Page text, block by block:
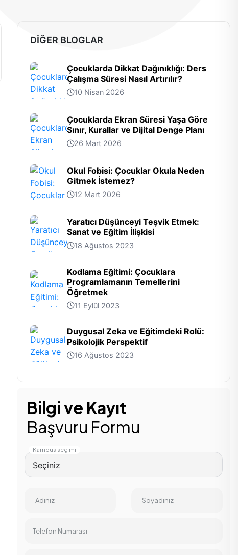
DIĞER BLOGLAR
Çocuklarda Dikkat Dağınıklığı: Ders
Çalışma Süresi Nasıl Artırılır?
10 Nisan 2026
Çocuklarda Ekran Süresi Yaşa Göre
Sınır, Kurallar ve Dijital Denge Planı
26 Mart 2026
Okul Fobisi: Çocuklar Okula Neden
Gitmek İstemez?
12 Mart 2026
Yaratıcı Düşünceyi Teşvik Etmek:
Sanat ve Eğitim İlişkisi
18 Ağustos 2023
Kodlama Eğitimi: Çocuklara
Programlamanın Temellerini
Öğretmek
11 Eylül 2023
Duygusal Zeka ve Eğitimdeki Rolü:
Psikolojik Perspektif
16 Ağustos 2023
Bilgi ve Kayıt
Başvuru Formu
Kampüs seçimi
Adınız Soyadınız
Telefon Numarası